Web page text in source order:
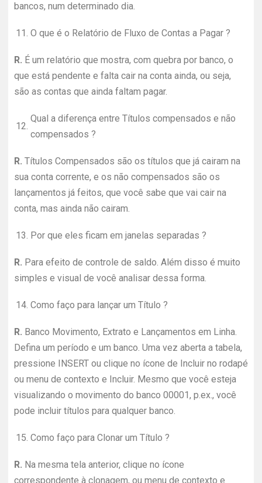
bancos, num determinado dia.
11. O que é o Relatório de Fluxo de Contas a Pagar ?
R. É um relatório que mostra, com quebra por banco, o
que está pendente e falta cair na conta ainda, ou seja,
são as contas que ainda faltam pagar.
12.
Qual a diferença entre Títulos compensados e não
compensados ?
R. Títulos Compensados são os títulos que já cairam na
sua conta corrente, e os não compensados são os
lançamentos já feitos, que você sabe que vai cair na
conta, mas ainda não cairam.
13. Por que eles ficam em janelas separadas ?
R. Para efeito de controle de saldo. Além disso é muito
simples e visual de você analisar dessa forma.
14. Como faço para lançar um Título ?
R. Banco Movimento, Extrato e Lançamentos em Linha.
Defina um período e um banco. Uma vez aberta a tabela,
pressione INSERT ou clique no ícone de Incluir no rodapé
ou menu de contexto e Incluir. Mesmo que você esteja
visualizando o movimento do banco 00001, p.ex., você
pode incluir títulos para qualquer banco.
15. Como faço para Clonar um Título ?
R. Na mesma tela anterior, clique no ícone
correspondente à clonagem, ou menu de contexto e